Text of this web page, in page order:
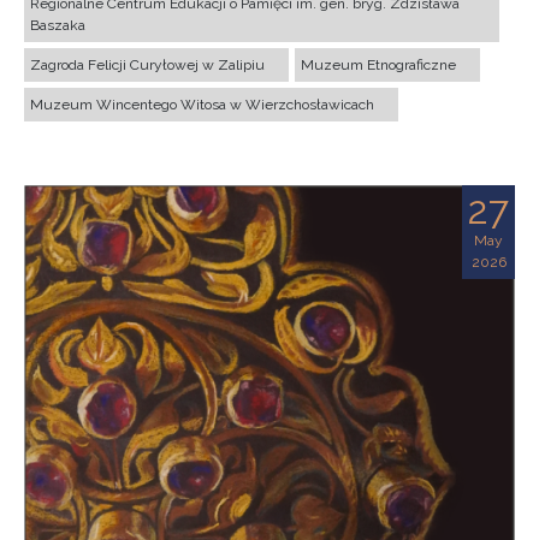
Regionalne Centrum Edukacji o Pamięci im. gen. bryg. Zdzisława
Baszaka
Zagroda Felicji Curyłowej w Zalipiu Muzeum Etnograficzne
Muzeum Wincentego Witosa w Wierzchosławicach
27
May
2026